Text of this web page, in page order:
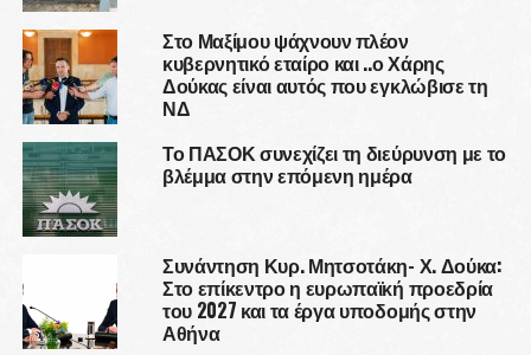
Στο Μαξίμου ψάχνουν πλέον
κυβερνητικό εταίρο και ..ο Χάρης
Δούκας είναι αυτός που εγκλώβισε τη
ΝΔ
Το ΠΑΣΟΚ συνεχίζει τη διεύρυνση με το
βλέμμα στην επόμενη ημέρα
Συνάντηση Κυρ. Μητσοτάκη- Χ. Δούκα:
Στο επίκεντρο η ευρωπαϊκή προεδρία
του 2027 και τα έργα υποδομής στην
Αθήνα